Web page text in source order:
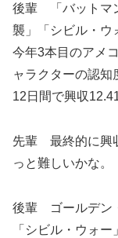
後輩 「バットマ
襲」「シビル・ウ
今年3本目のアメ
ャラクターの認知
12日間で興収
先輩 最終的に興
っと難しいかな。
後輩 ゴールデン
「シビル・ウォ